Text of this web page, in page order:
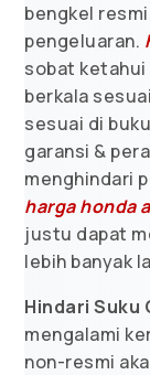
bengkel
pengeluaran.
sobat ketahui
berkala
sesuai di
garansi &
menghindari
harga honda
justu dapat
lebih banyak
Hindari Suku
mengalami
non-resmi